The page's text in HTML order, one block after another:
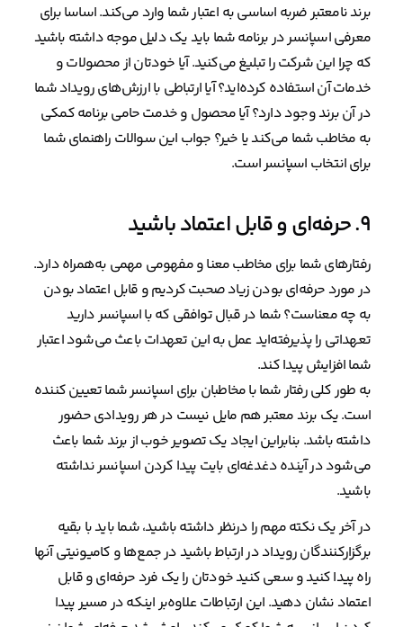
برند نامعتبر ضربه اساسی به اعتبار شما وارد می‌کند. اساسا برای
معرفی اسپانسر در برنامه شما باید یک دلیل موجه داشته باشید
که چرا این شرکت را تبلیغ می‌کنید. آیا خودتان از محصولات و
خدمات آن استفاده کرده‌اید؟ آیا ارتباطی با ارزش‌های رویداد شما
در آن برند وجود دارد؟ آیا محصول و خدمت حامی برنامه کمکی
به مخاطب شما می‌کند یا خیر؟ جواب این سوالات راهنمای شما
برای انتخاب اسپانسر است.
۹. حرفه‌ای و قابل اعتماد باشید
رفتارهای شما برای مخاطب معنا و مفهومی مهمی به‌همراه دارد.
در مورد حرفه‌ای بودن زیاد صحبت کردیم و قابل اعتماد بودن
به چه معناست؟ شما در قبال توافقی که با اسپانسر دارید
تعهداتی را پذیرفته‌اید عمل به این تعهدات باعث می‌شود اعتبار
شما افزایش پیدا کند.
به طور کلی رفتار شما با مخاطبان برای اسپانسر شما تعیین کننده
است. یک برند معتبر هم مایل نیست در هر رویدادی حضور
داشته باشد. بنابراین ایجاد یک تصویر خوب از برند شما باعث
می‌شود در آینده دغدغه‌ای بایت پیدا کردن اسپانسر نداشته
باشید.
در آخر یک نکته مهم را درنظر داشته باشید، شما باید با بقیه‌
برگزارکنندگان رویداد در ارتباط باشید در جمع‌ها و کامیونیتی آنها
راه پیدا کنید و سعی کنید خودتان را یک فرد حرفه‌ای و قابل
اعتماد نشان دهید. این ارتباطات علاوه‌بر اینکه در مسیر پیدا